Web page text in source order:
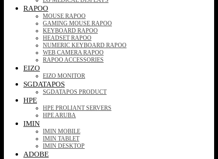
RAPOO
MOUSE RAPOO
GAMING MOUSE RAPOO
KEYBOARD RAPOO
HEADSET RAPOO
NUMERIC KEYBOARD RAPOO
WEB CAMERA RAPOO
RAPOO ACCESSORIES
EIZO
EIZO MONITOR
SGDATAPOS
SGDATAPOS PRODUCT
HPE
HPE PROLIANT SERVERS
HPE ARUBA
IMIN
IMIN MOBILE
IMIN TABLET
IMIN DESKTOP
ADOBE